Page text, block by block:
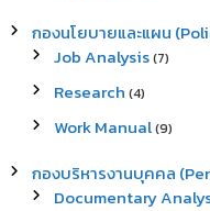
กองนโยบายและแผน
Job Analysis(7)
Research (4)
Work Manual(9)
กองบริหารงานบุคคล
Documentary